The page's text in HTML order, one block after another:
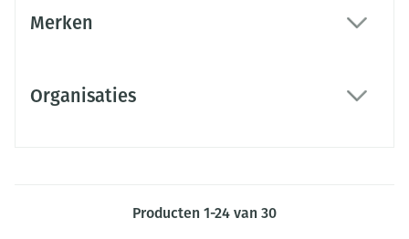
Merken
Organisaties
Producten 1-24 van 30